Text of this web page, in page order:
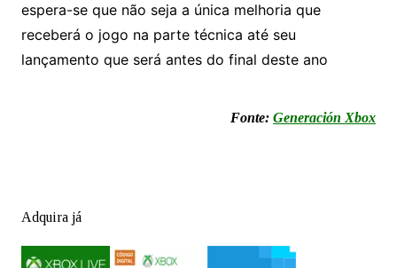
espera-se que não seja a única melhoria que
receberá o jogo na parte técnica até seu
lançamento que será antes do final deste ano
Fonte:Generación Xbox
Adquira já